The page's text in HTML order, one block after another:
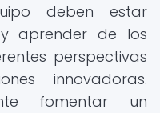
deben estar
aprender de los
perspectivas
innovadoras.
fomentar un